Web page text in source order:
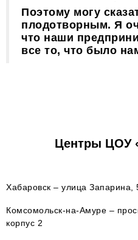
Поэтому могу
плодотворным. Я
что наши
все то, что было
Центры ЦОУ
Хабаровск – улица Запарина,
Комсомольск-на-Амуре –
корпус 2